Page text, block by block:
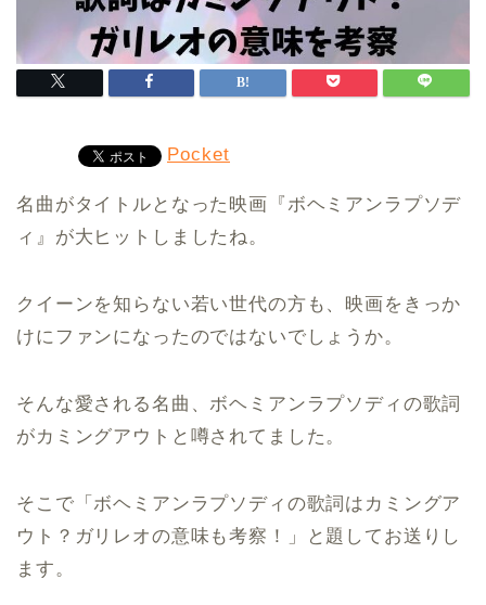
Pocket
名曲がタイトルとなった映画『ボヘミアンラプソデ
ィ』が大ヒットしましたね。
クイーンを知らない若い世代の方も、映画をきっか
けにファンになったのではないでしょうか。
そんな愛される名曲、ボヘミアンラプソディの歌詞
がカミングアウトと噂されてました。
そこで「ボヘミアンラプソディの歌詞はカミングア
ウト？ガリレオの意味も考察！」と題してお送りし
ます。